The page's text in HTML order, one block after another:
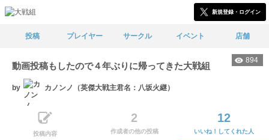
新規登録・ログイン
投稿 プレイヤー サークル イベント 店舗
894
動画投稿もしたので４年ぶりに帰ってきた大戦組
by カノンノ（英傑大戦主君名：八坂火継）
投稿内容
2
作成者の他の投稿
12
いいね！してくれた人